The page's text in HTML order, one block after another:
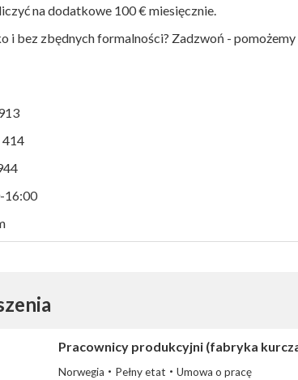
na dodatkowe 100 € miesięcznie.
i bez zbędnych formalności? Zadzwoń -
414
16:00
Pracownicy produkcyjni (fabryka
Norwegia Pełny etat Umowa o pracę